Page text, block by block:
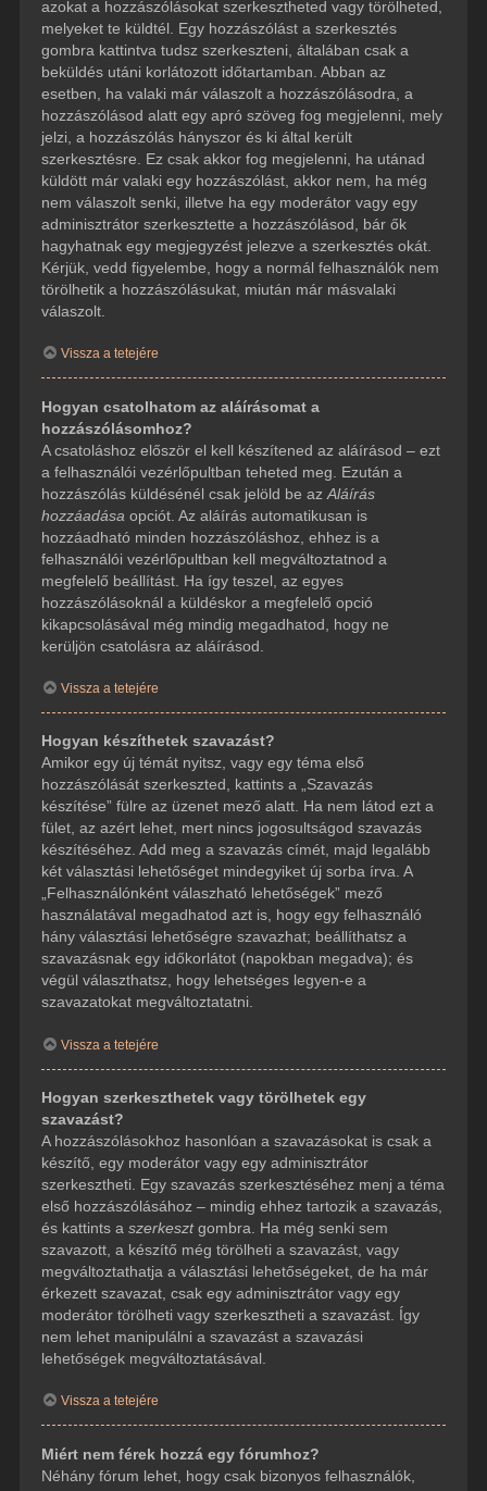
azokat a hozzászólásokat szerkesztheted vagy törölheted,
melyeket te küldtél. Egy hozzászólást a szerkesztés
gombra kattintva tudsz szerkeszteni, általában csak a
beküldés utáni korlátozott időtartamban. Abban az
esetben, ha valaki már válaszolt a hozzászólásodra, a
hozzászólásod alatt egy apró szöveg fog megjelenni, mely
jelzi, a hozzászólás hányszor és ki által került
szerkesztésre. Ez csak akkor fog megjelenni, ha utánad
küldött már valaki egy hozzászólást, akkor nem, ha még
nem válaszolt senki, illetve ha egy moderátor vagy egy
adminisztrátor szerkesztette a hozzászólásod, bár ők
hagyhatnak egy megjegyzést jelezve a szerkesztés okát.
Kérjük, vedd figyelembe, hogy a normál felhasználók nem
törölhetik a hozzászólásukat, miután már másvalaki
válaszolt.
Vissza a tetejére
Hogyan csatolhatom az aláírásomat a
hozzászólásomhoz?
A csatoláshoz először el kell készítened az aláírásod – ezt
a felhasználói vezérlőpultban teheted meg. Ezután a
hozzászólás küldésénél csak jelöld be az Aláírás
hozzáadása opciót. Az aláírás automatikusan is
hozzáadható minden hozzászóláshoz, ehhez is a
felhasználói vezérlőpultban kell megváltoztatnod a
megfelelő beállítást. Ha így teszel, az egyes
hozzászólásoknál a küldéskor a megfelelő opció
kikapcsolásával még mindig megadhatod, hogy ne
kerüljön csatolásra az aláírásod.
Vissza a tetejére
Hogyan készíthetek szavazást?
Amikor egy új témát nyitsz, vagy egy téma első
hozzászólását szerkeszted, kattints a „Szavazás
készítése” fülre az üzenet mező alatt. Ha nem látod ezt a
fület, az azért lehet, mert nincs jogosultságod szavazás
készítéséhez. Add meg a szavazás címét, majd legalább
két választási lehetőséget mindegyiket új sorba írva. A
„Felhasználónként válaszható lehetőségek” mező
használatával megadhatod azt is, hogy egy felhasználó
hány választási lehetőségre szavazhat; beállíthatsz a
szavazásnak egy időkorlátot (napokban megadva); és
végül választhatsz, hogy lehetséges legyen-e a
szavazatokat megváltoztatatni.
Vissza a tetejére
Hogyan szerkeszthetek vagy törölhetek egy
szavazást?
A hozzászólásokhoz hasonlóan a szavazásokat is csak a
készítő, egy moderátor vagy egy adminisztrátor
szerkesztheti. Egy szavazás szerkesztéséhez menj a téma
első hozzászólásához – mindig ehhez tartozik a szavazás,
és kattints a szerkesztgombra. Ha még senki sem
szavazott, a készítő még törölheti a szavazást, vagy
megváltoztathatja a választási lehetőségeket, de ha már
érkezett szavazat, csak egy adminisztrátor vagy egy
moderátor törölheti vagy szerkesztheti a szavazást. Így
nem lehet manipulálni a szavazást a szavazási
lehetőségek megváltoztatásával.
Vissza a tetejére
Miért nem férek hozzá egy fórumhoz?
Néhány fórum lehet, hogy csak bizonyos felhasználók,